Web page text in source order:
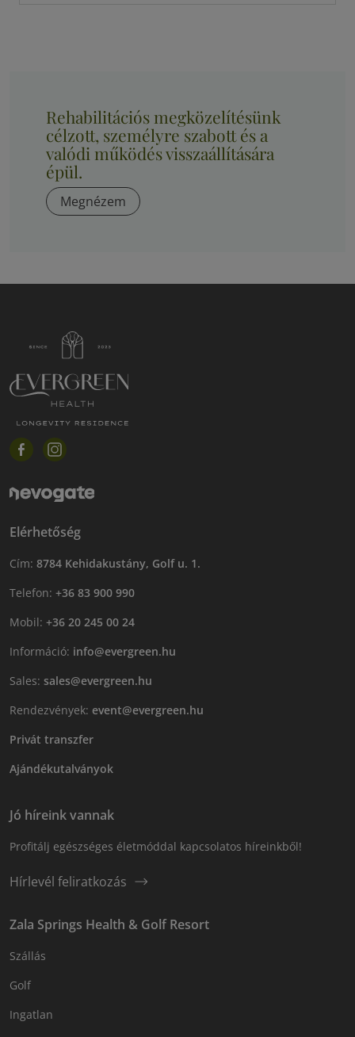
Rehabilitációs megközelítésünk
célzott, személyre szabott és a
valódi működés visszaállítására
épül.
Megnézem
Elérhetőség
Cím: 8784 Kehidakustány, Golf u. 1.
Telefon: +36 83 900 990
Mobil: +36 20 245 00 24
Információ: info@evergreen.hu
Sales: sales@evergreen.hu
Rendezvények: event@evergreen.hu
Privát transzfer
Ajándékutalványok
Jó híreink vannak
Profitálj egészséges életmóddal kapcsolatos híreinkből!
Hírlevél feliratkozás
Zala Springs Health & Golf Resort
Szállás
Golf
Ingatlan